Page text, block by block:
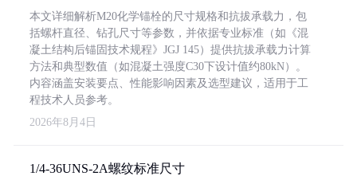
本文详细解析M20化学锚栓的尺寸规格和抗拔承载力，包
括螺杆直径、钻孔尺寸等参数，并依据专业标准（如《混
凝土结构后锚固技术规程》JGJ 145）提供抗拔承载力计算
方法和典型数值（如混凝土强度C30下设计值约80kN）。
内容涵盖安装要点、性能影响因素及选型建议，适用于工
程技术人员参考。
2026年8月4日
1/4-36UNS-2A螺纹标准尺寸